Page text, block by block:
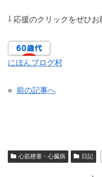
⇩ 応援のクリックをぜひお
にほんブログ村
« 前の記事へ
心筋梗塞・心臓病 日記